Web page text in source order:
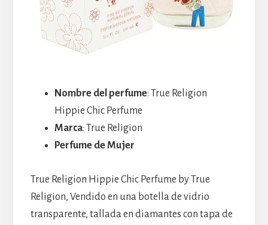
Nombre del perfume: True Religion
Hippie Chic Perfume
Marca: True Religion
Perfume de Mujer
True Religion Hippie Chic Perfume by True
Religion, Vendido en una botella de vidrio
transparente, tallada en diamantes con tapa de